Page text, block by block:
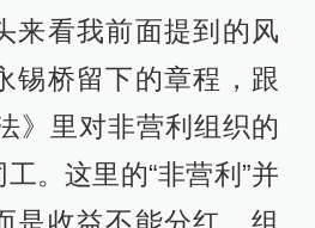
来看我前面提到的风
锡桥留下的章程，跟
》里对非营利组织的
。这里的“非营利”并
是收益不能分红，组